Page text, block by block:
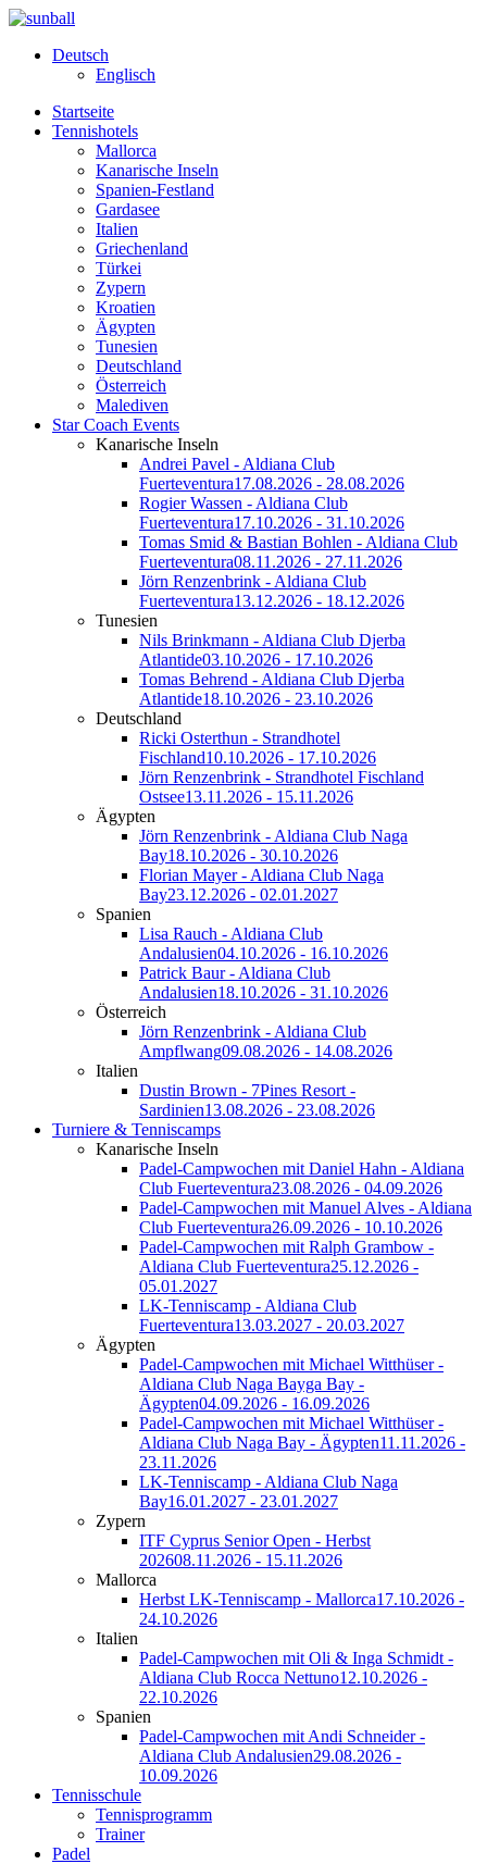
Deutsch
Englisch
Startseite
Tennishotels
Mallorca
Kanarische Inseln
Spanien-Festland
Gardasee
Italien
Griechenland
Türkei
Zypern
Kroatien
Ägypten
Tunesien
Deutschland
Österreich
Malediven
Star Coach Events
Kanarische Inseln
Andrei Pavel - Aldiana Club
Fuerteventura17.08.2026 - 28.08.2026
Rogier Wassen - Aldiana Club
Fuerteventura17.10.2026 - 31.10.2026
Tomas Smid & Bastian Bohlen - Aldiana Club
Fuerteventura08.11.2026 - 27.11.2026
Jörn Renzenbrink - Aldiana Club
Fuerteventura13.12.2026 - 18.12.2026
Tunesien
Nils Brinkmann - Aldiana Club Djerba
Atlantide03.10.2026 - 17.10.2026
Tomas Behrend - Aldiana Club Djerba
Atlantide18.10.2026 - 23.10.2026
Deutschland
Ricki Osterthun - Strandhotel
Fischland10.10.2026 - 17.10.2026
Jörn Renzenbrink - Strandhotel Fischland
Ostsee13.11.2026 - 15.11.2026
Ägypten
Jörn Renzenbrink - Aldiana Club Naga
Bay18.10.2026 - 30.10.2026
Florian Mayer - Aldiana Club Naga
Bay23.12.2026 - 02.01.2027
Spanien
Lisa Rauch - Aldiana Club
Andalusien04.10.2026 - 16.10.2026
Patrick Baur - Aldiana Club
Andalusien18.10.2026 - 31.10.2026
Österreich
Jörn Renzenbrink - Aldiana Club
Ampflwang09.08.2026 - 14.08.2026
Italien
Dustin Brown - 7Pines Resort -
Sardinien13.08.2026 - 23.08.2026
Turniere & Tenniscamps
Kanarische Inseln
Padel-Campwochen mit Daniel Hahn - Aldiana
Club Fuerteventura23.08.2026 - 04.09.2026
Padel-Campwochen mit Manuel Alves - Aldiana
Club Fuerteventura26.09.2026 - 10.10.2026
Padel-Campwochen mit Ralph Grambow -
Aldiana Club Fuerteventura25.12.2026 -
05.01.2027
LK-Tenniscamp - Aldiana Club
Fuerteventura13.03.2027 - 20.03.2027
Ägypten
Padel-Campwochen mit Michael Witthüser -
Aldiana Club Naga Bayga Bay -
Ägypten04.09.2026 - 16.09.2026
Padel-Campwochen mit Michael Witthüser -
Aldiana Club Naga Bay - Ägypten11.11.2026 -
23.11.2026
LK-Tenniscamp - Aldiana Club Naga
Bay16.01.2027 - 23.01.2027
Zypern
ITF Cyprus Senior Open - Herbst
202608.11.2026 - 15.11.2026
Mallorca
Herbst LK-Tenniscamp - Mallorca17.10.2026 -
24.10.2026
Italien
Padel-Campwochen mit Oli & Inga Schmidt -
Aldiana Club Rocca Nettuno12.10.2026 -
22.10.2026
Spanien
Padel-Campwochen mit Andi Schneider -
Aldiana Club Andalusien29.08.2026 -
10.09.2026
Tennisschule
Tennisprogramm
Trainer
Padel